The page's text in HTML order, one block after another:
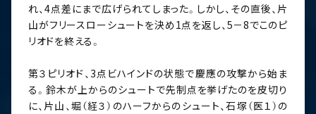
れ、4点差にまで広げられてしまった。しかし、その直後、片
山がフリースローシュートを決め1点を返し、5－8でこのピ
リオドを終える。
第３ピリオド、3点ビハインドの状態で慶應の攻撃から始ま
る。鈴木が上からのシュートで先制点を挙げたのを皮切り
に、片山、堀（経３）のハーフからのシュート、石塚（医１）の